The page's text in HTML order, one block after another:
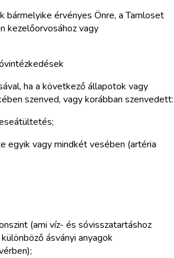
bármelyike érvényes Önre, a Tamloset
kezelőorvosához vagy
ha a következő állapotok vagy
szenved, vagy korábban szenvedett:
egyik vagy mindkét vesében (artéria
(ami víz- és sóvisszatartáshoz
ásványi anyagok